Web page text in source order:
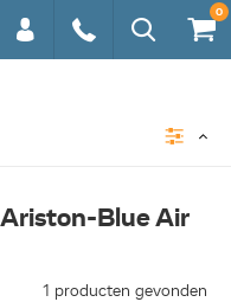
0
Blue Air
1 producten gevonden